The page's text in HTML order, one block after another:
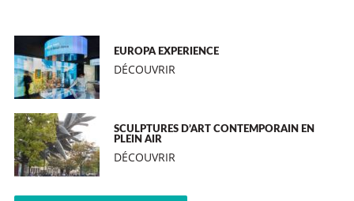
EUROPA EXPERIENCE
DÉCOUVRIR
SCULPTURES D’ART CONTEMPORAIN EN
PLEIN AIR
DÉCOUVRIR